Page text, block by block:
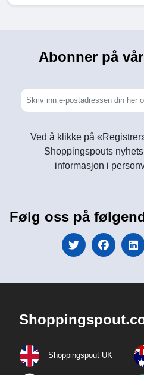
Abonner på vår
Ved å klikke på
Shoppingspouts
informasjon i
Følg oss på
Shoppingspout UK